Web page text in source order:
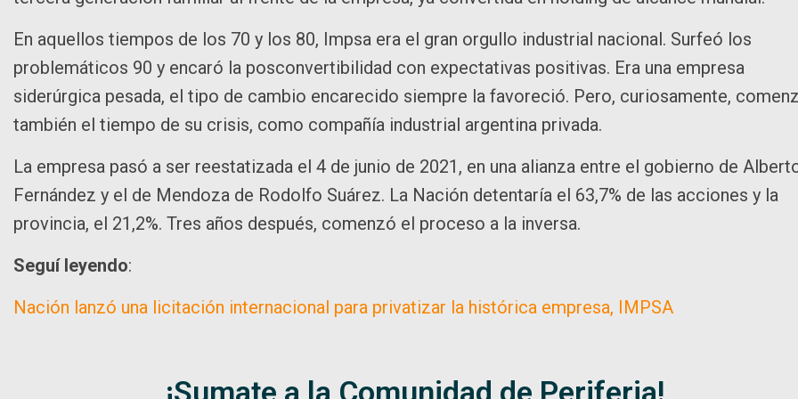
En aquellos tiempos de los 70 y los 80, Impsa era el gran orgullo industrial nacional. Surfeó los
problemáticos 90 y encaró la posconvertibilidad con expectativas positivas. Era una empresa
siderúrgica pesada, el tipo de cambio encarecido siempre la favoreció. Pero, curiosamente,
también el tiempo de su crisis, como compañía industrial argentina privada.
La empresa pasó a ser reestatizada el 4 de junio de 2021, en una alianza entre el gobierno de
Fernández y el de Mendoza de Rodolfo Suárez. La Nación detentaría el 63,7% de las acciones y la
provincia, el 21,2%. Tres años después, comenzó el proceso a la inversa.
Seguí leyendo:
Nación lanzó una licitación internacional para privatizar la histórica empresa, IMPSA